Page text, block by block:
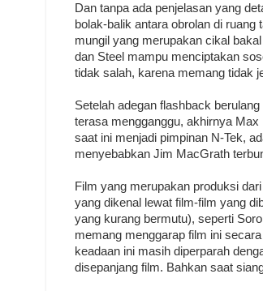
Dan tanpa ada penjelasan yang
bolak-balik antara obrolan di
mungil yang merupakan cikal
dan Steel mampu menciptakan
tidak salah, karena memang tidak
Setelah adegan flashback
terasa mengganggu, akhirnya
saat ini menjadi pimpinan N-Tek,
menyebabkan Jim MacGrath
Film yang merupakan produksi
yang dikenal lewat film-film yang
yang kurang bermutu), seperti
memang menggarap film ini
keadaan ini masih diperparah
disepanjang film. Bahkan saat